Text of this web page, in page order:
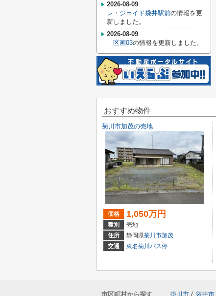
2026-08-09
レ・ジェイド袋井駅前の情報を更
新しました。
2026-08-09
区画03の情報を更新しました。
おすすめ物件
菊川市加茂の売地
価格 1,050万円
種別
売地
住所
静岡県菊川市加茂
交通
東名菊川バス停
市区町村から探す 掛川市 / 袋井市